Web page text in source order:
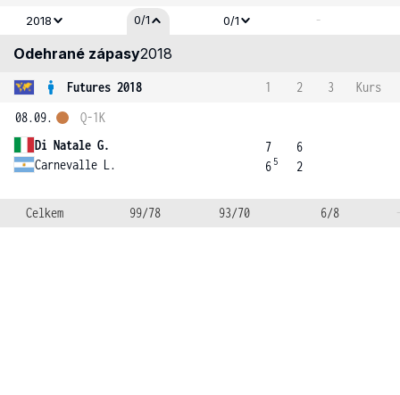
2018 0/1 0/1 -
Odehrané zápasy2018
Futures 2018 1 2 3
Kurs
08.09.
Di Natale G.
Carnevalle L.
Q-1K
7
6 5
6
2
Celkem 99/78 93/70 6/8